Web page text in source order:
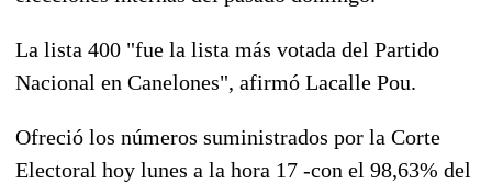
La lista 400 "fue la lista más votada del Partido
Nacional en Canelones", afirmó Lacalle Pou.
Ofreció los números suministrados por la Corte
Electoral hoy lunes a la hora 17 -con el 98,63% del